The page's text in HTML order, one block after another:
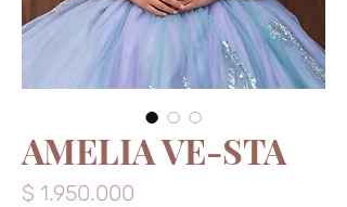
AMELIA VE-STA
$ 1.950.000